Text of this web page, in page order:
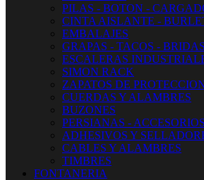
PILAS - BOTON -
CINTA AISLANTE -
EMBALAJES
GRAPAS - TACOS - BRIDAS
ESCALERAS
SIMON RACK
ZAPATOS DE
CUERDAS Y ALAMBRES
BUZONES
PERSIANAS - ACCESORIOS
ADHESIVOS Y
CABLES Y ALAMBRES
TIMBRES
FONTANERIA